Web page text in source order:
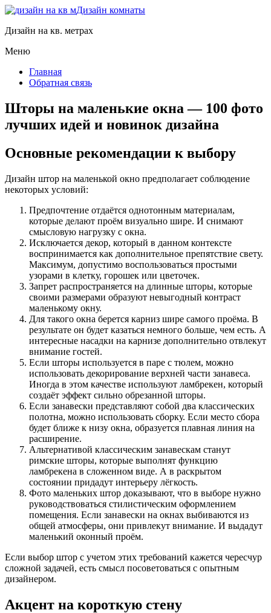
Дизайн комнаты
Дизайн на кв. метрах
Меню
Главная
Обратная связь
Шторы на маленькие окна — 100 фото
лучших идей и новинок дизайна
Основные рекомендации к выбору
Дизайн штор на маленькой окно предполагает соблюдение
некоторых условий:
Предпочтение отдаётся однотонным материалам,
которые делают проём визуально шире. И снимают
смысловую нагрузку с окна.
Исключается декор, который в данном контексте
воспринимается как дополнительное препятствие свету.
Максимум, допустимо воспользоваться простыми
узорами в клетку, горошек или цветочек.
Запрет распространяется на длинные шторы, которые
своими размерами образуют невыгодный контраст
маленькому окну.
Для такого окна берется карниз шире самого проёма. В
результате он будет казаться немного больше, чем есть. А
интересные насадки на карнизе дополнительно отвлекут
внимание гостей.
Если шторы используется в паре с тюлем, можно
использовать декорирование верхней части занавеса.
Иногда в этом качестве используют ламбрекен, который
создаёт эффект сильно обрезанной шторы.
Если занавески представляют собой два классических
полотна, можно использовать сборку. Если место сбора
будет ближе к низу окна, образуется плавная линия на
расширение.
Альтернативой классическим занавескам станут
римские шторы, которые выполнят функцию
ламбрекена в сложенном виде. А в раскрытом
состоянии придадут интерьеру лёгкость.
Фото маленьких штор доказывают, что в выборе нужно
руководствоваться стилистическим оформлением
помещения. Если занавески на окнах выбиваются из
общей атмосферы, они привлекут внимание. И выдадут
маленький оконный проём.
Если выбор штор с учетом этих требований кажется чересчур
сложной задачей, есть смысл посоветоваться с опытным
дизайнером.
Акцент на короткую стену